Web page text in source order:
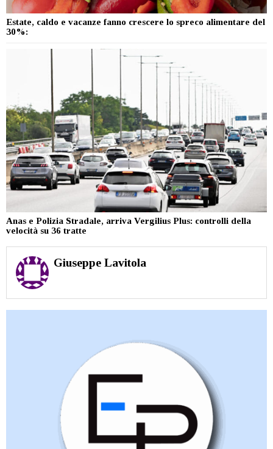
Estate, caldo e vacanze fanno crescere lo spreco alimentare del
30%:
Anas e Polizia Stradale, arriva Vergilius Plus: controlli della
velocità su 36 tratte
Giuseppe Lavitola